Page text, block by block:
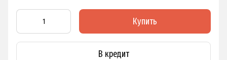
Купить
В кредит